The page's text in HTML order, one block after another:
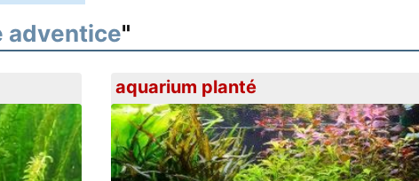
adventice"
aquarium planté